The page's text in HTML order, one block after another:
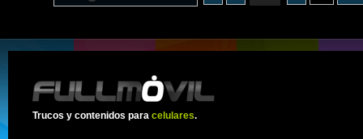
Trucos y contenidos para celulares.